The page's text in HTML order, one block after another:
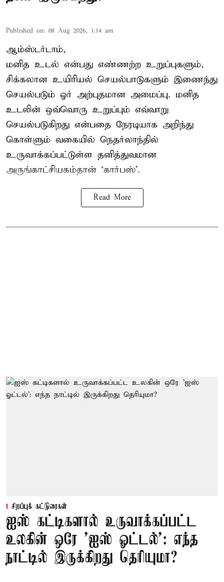
Published on: 08 Aug 2026, 1:14 am
ஆம்ஸ்டர்டாம்,
மனித உடல் என்பது எண்ணற்ற உறுப்புகளும்,
சிக்கலான உயிரியல் செயல்பாடுகளும் இணைந்து
செயல்படும் ஓர் அற்புதமான அமைப்பு. மனித
உடலின் ஒவ்வொரு உறுப்பும் எவ்வாறு
செயல்படுகிறது என்பதை நேரடியாக அறிந்து
கொள்ளும் வகையில் நெதர்லாந்தில்
உருவாக்கப்பட்டுள்ள தனித்துவமான
அருங்காட்சியகம்தான் ‘கார்பஸ்’.
Read More
சிறப்புக் கட்டுரைகள்
ஐஸ் கட்டிகளால் உருவாக்கப்பட்ட
உலகின் ஒரே 'ஐஸ் ஓட்டல்': எந்த
நாட்டில் இருக்கிறது தெரியுமா?